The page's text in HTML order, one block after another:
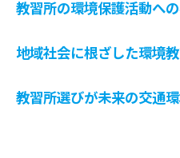
教習所の環境保護活動へ
地域社会に根ざした環境
教習所選びが未来の交通